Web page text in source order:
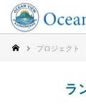
プロジェクト
ラ